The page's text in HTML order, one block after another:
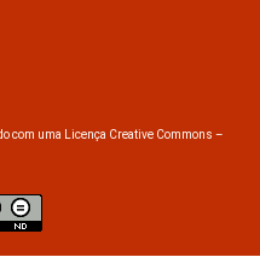
com uma Licença Creative Commons –